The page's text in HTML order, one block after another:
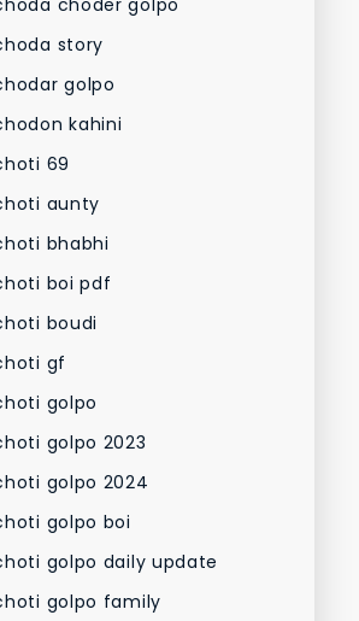
choder golpo
story
golpo
kahini
69
aunty
bhabhi
boi pdf
boudi
gf
golpo
golpo 2023
golpo 2024
golpo boi
golpo daily update
golpo family